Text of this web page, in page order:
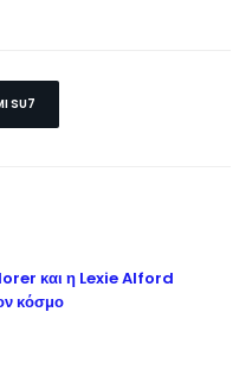
SU7
και η Lexie Alford
κόσμο